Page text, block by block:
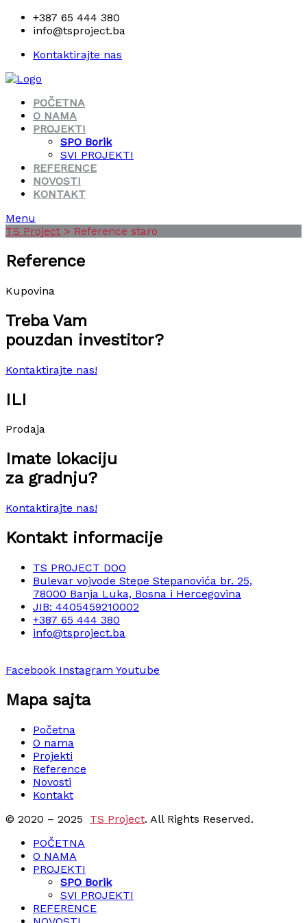
+387 65 444 380
info@tsproject.ba
Kontaktirajte nas
POČETNA
O NAMA
PROJEKTI
SPO Borik
SVI PROJEKTI
REFERENCE
NOVOSTI
KONTAKT
Menu
TS Project > Reference staro
Reference
Kupovina
Treba Vam
pouzdan investitor?
Kontaktirajte nas!
ILI
Prodaja
Imate lokaciju
za gradnju?
Kontaktirajte nas!
Kontakt informacije
TS PROJECT DOO
Bulevar vojvode Stepe Stepanovića br. 25,
78000 Banja Luka, Bosna i Hercegovina
JIB: 4405459210002
+387 65 444 380
info@tsproject.ba
Facebook Instagram Youtube
Mapa sajta
Početna
O nama
Projekti
Reference
Novosti
Kontakt
© 2020 – 2025 TS Project. All Rights Reserved.
POČETNA
O NAMA
PROJEKTI
SPO Borik
SVI PROJEKTI
REFERENCE